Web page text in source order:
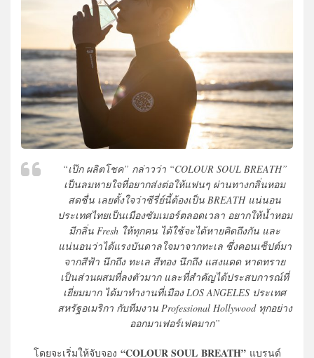
“เป๊ก ผลิตโชค” กล่าวว่า “COLOUR SOUL BREATH”
เป็นลมหายใจที่อยากส่งต่อให้แฟนๆ ผ่านทางกลิ่นหอม
สดชื่น เลยตั้งใจว่าซีรี่ย์นี้ต้องเป็น BREATH แน่นอน
ประเทศไทยเป็นเมืองซัมเมอร์ตลอดเวลา อยากให้น้ำหอม
มีกลิ่น Fresh ให้ทุกคน ได้ใช้จะได้หายคิดถึงกัน และ
แน่นอนว่าได้แรงบันดาลใจมาจากทะเล ซึ่งคอนเซ็ปต์มา
จากสีฟ้า นึกถึง ทะเล สีทอง นึกถึง แสงแดด หาดทราย
เป็นส่วนผสมที่ลงตัวมาก และที่สำคัญได้ประสบการณ์ที่
เยี่ยมมาก ได้มาทำงานที่เมือง LOS ANGELES ประเทศ
สหรัฐอเมริกา กับทีมงาน Professional Hollywood ทุกอย่าง
ออกมาเฟอร์เฟคมาก”
โดยจะเริ่มให้จับจอง “COLOUR SOUL BREATH”แบรนด์